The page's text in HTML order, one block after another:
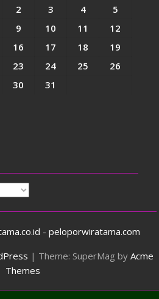
2 3 4
5
9 10 11
12
16 17 18
19
23 24 25
26
30 31
- peloporwiratama.com
| Theme: SuperMag by Acme
Themes